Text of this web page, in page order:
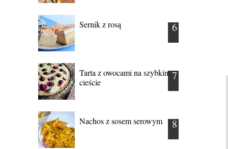
Sernik z rosą
Tarta z owocami na szybkim
cieście
Nachos z sosem serowym